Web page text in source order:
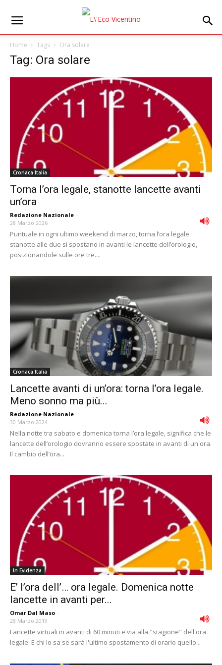
Home Tags Ora solare
Tag: Ora solare
Cronaca Italia
Torna l’ora legale, stanotte lancette avanti
un’ora
Redazione Nazionale -
28 Marzo 2026
Puntuale in ogni ultimo weekend di marzo, torna l’ora legale:
stanotte alle due si spostano in avanti le lancette dell’orologio,
posizionandole sulle ore tre....
Cronaca Italia
Lancette avanti di un’ora: torna l’ora legale.
Meno sonno ma più...
Redazione Nazionale -
30 Marzo 2024
Nella notte tra sabato e domenica torna l’ora legale, significa che le
lancette dell’orologio dovranno essere spostate in avanti di un'ora.
Il cambio dell’ora...
In Evidenza
E’ l’ora dell’… ora legale. Domenica notte
lancette in avanti per...
Omar Dal Maso -
28 Marzo 2019
Lancette virtuali in avanti di 60 minuti e via alla "stagione" dell'ora
legale. E chi lo sa se sarà l'ultimo spostamento di orario quello...